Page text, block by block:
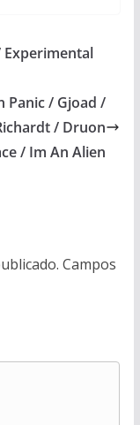
Experimental
Panic / Gjoad /
/ Druon
/ Im An Alien
Campos